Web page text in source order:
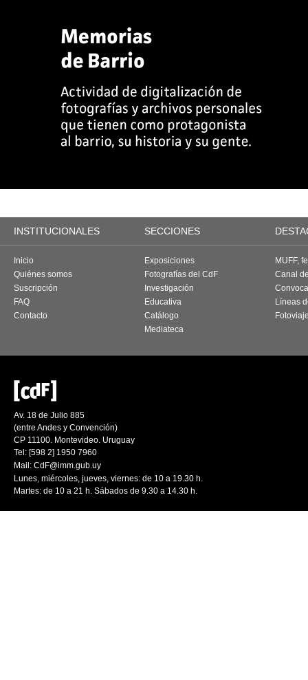
INSTITUCIONALES SECCIONES
Inicio
Quiénes somos
Suscripción
FAQ
Contacto
Exposiciones
Fotografías del CdF
Investigación
Educativa
Catálogo
Mediateca
MUFF,
Canal
Líneas
Av. 18 de Julio 885
(entre Andes y Convención)
CP 11100. Montevideo. Uruguay
Tel: [598 2] 1950 7960
Mail: CdF@imm.gub.uy
Lunes, miércoles, jueves, viernes: de 10 a 19.30 h.
Martes: de 10 a 21 h. Sábados de 9.30 a 14.30 h.